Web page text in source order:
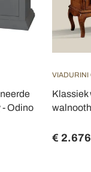
- Odino
VIADURINI
Klassiek
€